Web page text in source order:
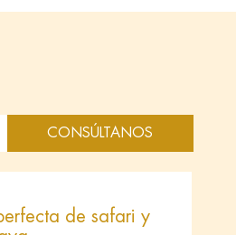
CONSÚLTANOS
de safari y